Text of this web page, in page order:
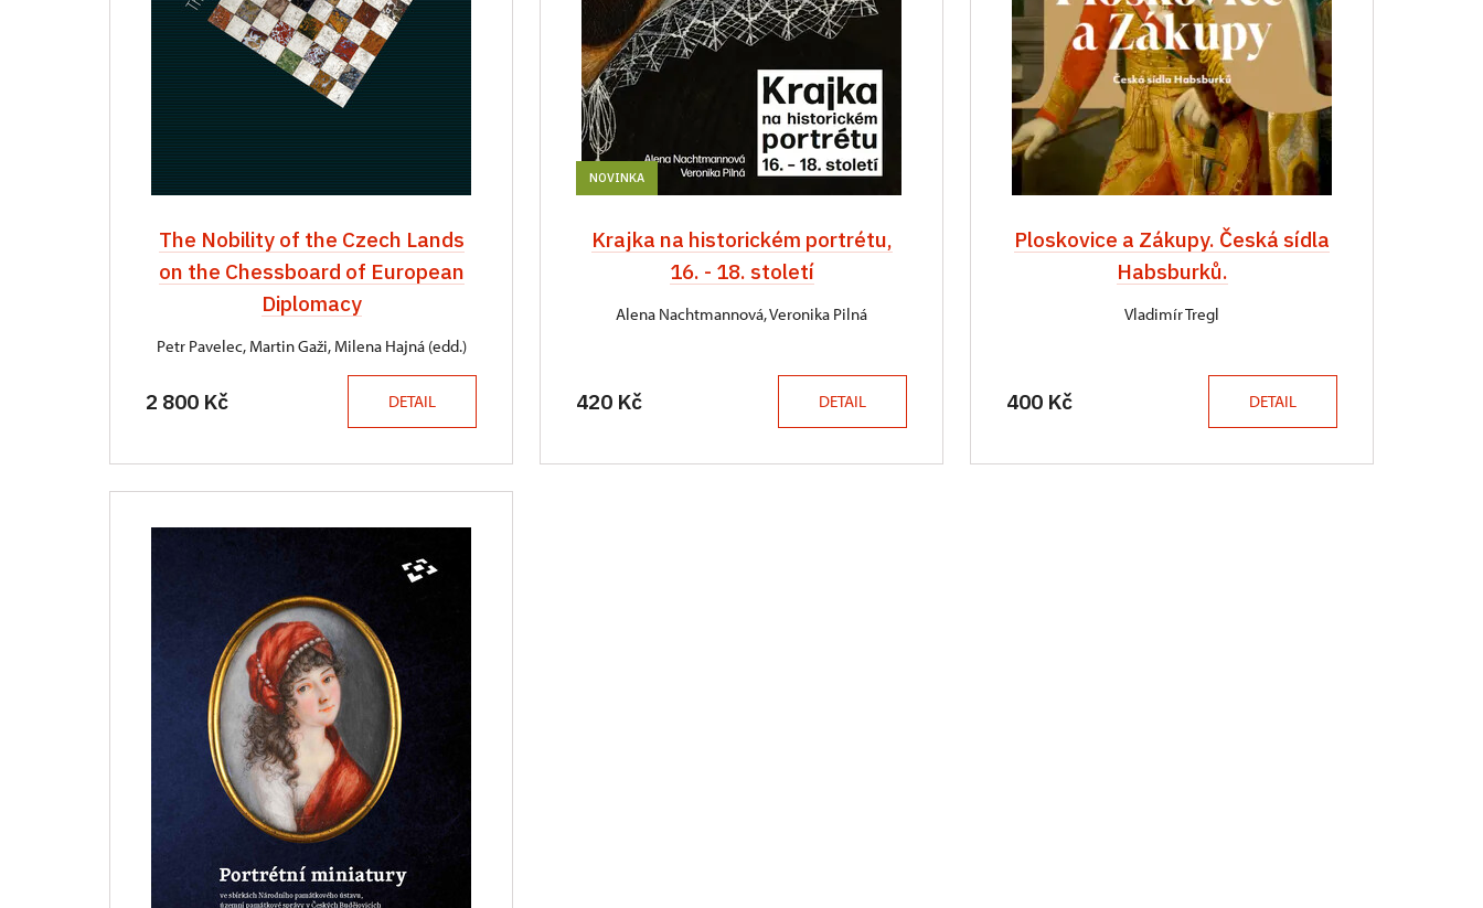
The Nobility of the Czech Lands
on the Chessboard of European
Diplomacy
Petr Pavelec, Martin Gaži, Milena Hajná (edd.)
2 800 Kč DETAIL
NOVINKA
Krajka na historickém portrétu,
16. - 18. století
Alena Nachtmannová, Veronika Pilná
420 Kč DETAIL
Ploskovice a Zákupy. Česká sídla
Habsburků.
Vladimír Tregl
400 Kč DETAIL